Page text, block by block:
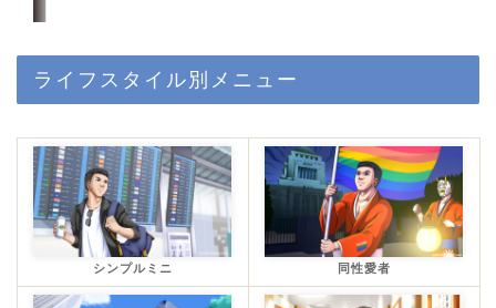
ライフスタイル別メニュー
シンプルミニ 同性愛者